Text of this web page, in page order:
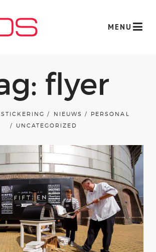
MENU
Werk
over xbds
Stickers
LED Sign
flyer
NIEUWS
PERSONAL
UNCATEGORIZED